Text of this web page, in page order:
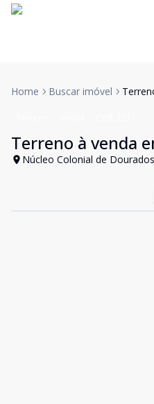
Home Buscar imóvel
Terreno à venda
Núcleo Colonial de